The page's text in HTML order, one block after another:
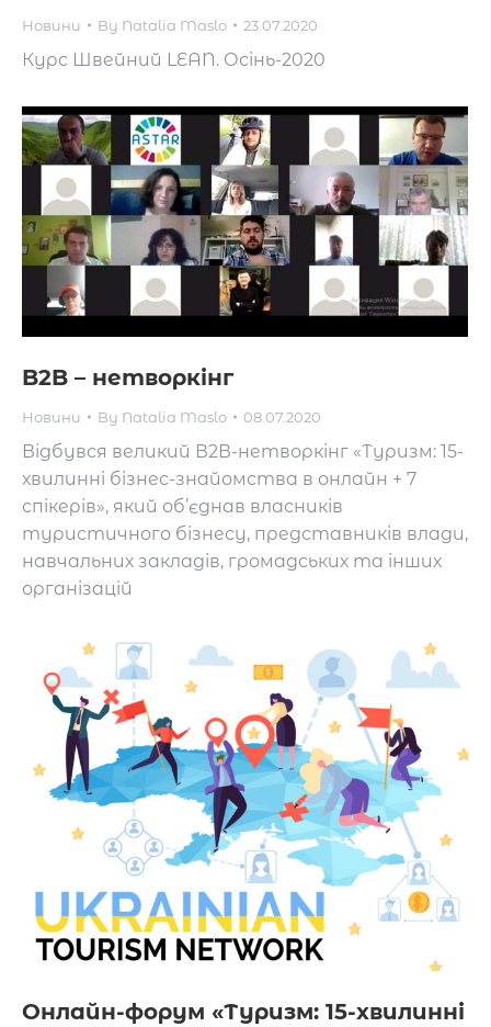
Новини By Natalia Maslo 23.07.2020
Курс Швейний LEAN. Осінь-2020
B2B – нетворкінг
Новини By Natalia Maslo 08.07.2020
Відбувся великий В2В-нетворкінг «Туризм: 15-
хвилинні бізнес-знайомства в онлайн + 7
спікерів», який об’єднав власників
туристичного бізнесу, представників влади,
навчальних закладів, громадських та інших
організацій
Онлайн-форум «Туризм: 15-хвилинні